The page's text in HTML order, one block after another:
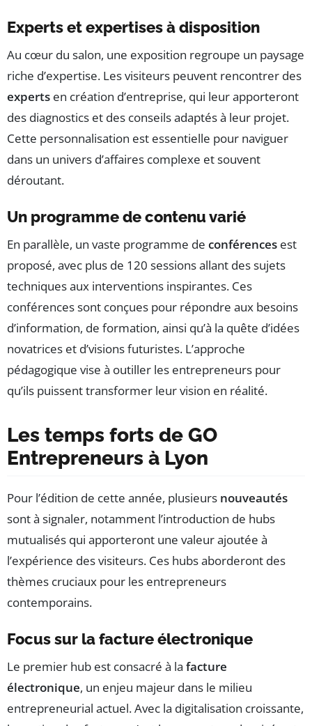
Experts et expertises à disposition
Au cœur du salon, une exposition regroupe un paysage
riche d’expertise. Les visiteurs peuvent rencontrer des
experts en création d’entreprise, qui leur apporteront
des diagnostics et des conseils adaptés à leur projet.
Cette personnalisation est essentielle pour naviguer
dans un univers d’affaires complexe et souvent
déroutant.
Un programme de contenu varié
En parallèle, un vaste programme de conférences est
proposé, avec plus de 120 sessions allant des sujets
techniques aux interventions inspirantes. Ces
conférences sont conçues pour répondre aux besoins
d’information, de formation, ainsi qu’à la quête d’idées
novatrices et d’visions futuristes. L’approche
pédagogique vise à outiller les entrepreneurs pour
qu’ils puissent transformer leur vision en réalité.
Les temps forts de GO
Entrepreneurs à Lyon
Pour l’édition de cette année, plusieurs nouveautés
sont à signaler, notamment l’introduction de hubs
mutualisés qui apporteront une valeur ajoutée à
l’expérience des visiteurs. Ces hubs aborderont des
thèmes cruciaux pour les entrepreneurs
contemporains.
Focus sur la facture électronique
Le premier hub est consacré à la facture
électronique, un enjeu majeur dans le milieu
entrepreneurial actuel. Avec la digitalisation croissante,